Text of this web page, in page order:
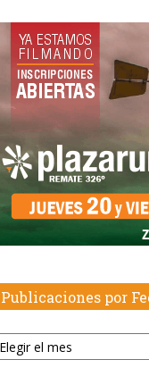
Publicaciones por